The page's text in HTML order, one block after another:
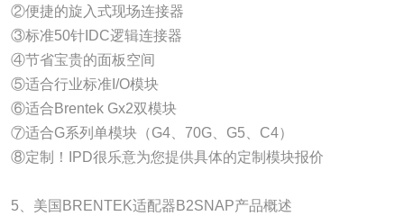
②便捷的旋入式现场连接器
③标准50针IDC逻辑连接器
④节省宝贵的面板空间
⑤适合行业标准I/O模块
⑥适合Brentek Gx2双模块
⑦适合G系列单模块（G4、70G、G5、C4）
⑧定制！IPD很乐意为您提供具体的定制模块报价
5、美国BRENTEK适配器B2SNAP产品概述